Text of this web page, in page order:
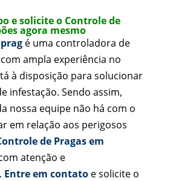
e solicite o Controle de
agora mesmo
é uma controladora de
ampla experiência no
à disposição para solucionar
infestação. Sendo assim,
nossa equipe não há com o
em relação aos perigosos
de Pragas em
atenção e
Entre em contatoe solicite o